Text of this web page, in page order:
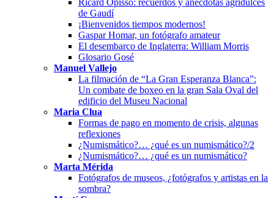
de Gaudí
¡Bienvenidos tiempos modernos!
Gaspar Homar, un fotógrafo amateur
El desembarco de Inglaterra: William Morris
Glosario Gosé
Manuel Vallejo
La filmación de “La Gran Esperanza Blanca”:
Un combate de boxeo en la gran Sala Oval del
edificio del Museu Nacional
Maria Clua
Formas de pago en momento de crisis, algunas
reflexiones
¿Numismático?… ¿qué es un numismático?/2
¿Numismático?… ¿qué es un numismático?
Marta Mérida
Fotógrafos de museos, ¿fotógrafos y artistas en la
sombra?